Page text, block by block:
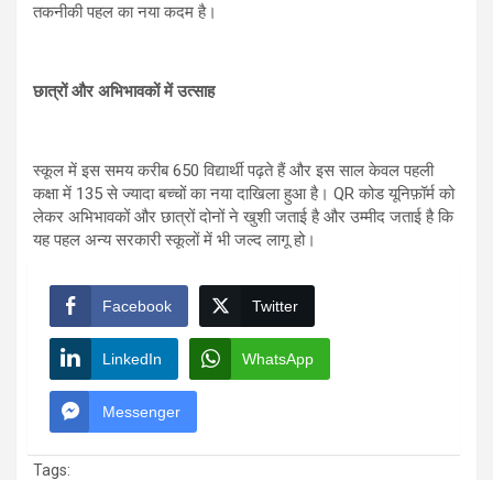
तकनीकी पहल का नया कदम है।
छात्रों और अभिभावकों में उत्साह
स्कूल में इस समय करीब 650 विद्यार्थी पढ़ते हैं और इस साल केवल पहली
कक्षा में 135 से ज्यादा बच्चों का नया दाखिला हुआ है। QR कोड यूनिफ़ॉर्म को
लेकर अभिभावकों और छात्रों दोनों ने खुशी जताई है और उम्मीद जताई है कि
यह पहल अन्य सरकारी स्कूलों में भी जल्द लागू हो।
Facebook Twitter
LinkedIn WhatsApp
Messenger
Tags: